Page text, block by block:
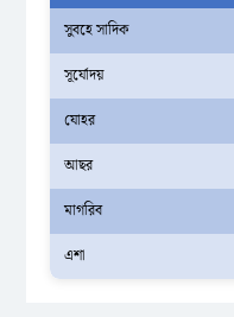
সুবহে সাদিক
সূর্যোদয়
যোহর
আছর
মাগরিব
এশা